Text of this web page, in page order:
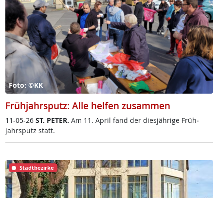
Foto: ©KK
Frühjahrsputz: Alle helfen zusammen
11-05-26 ST. PE­TER. Am 11. April fand der dies­jäh­ri­ge Früh­
jahrs­putz statt.
Stadtbezirke